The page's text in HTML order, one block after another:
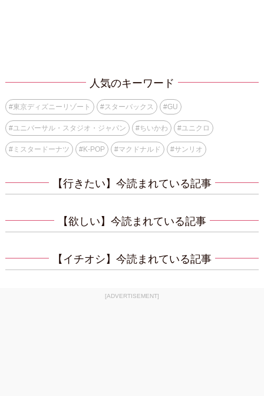
人気のキーワード
#東京ディズニーリゾート #スターバックス #GU
#ユニバーサル・スタジオ・ジャパン #ちいかわ #ユニクロ
#ミスタードーナツ #K-POP #マクドナルド #サンリオ
【行きたい】今読まれている記事
【欲しい】今読まれている記事
【イチオシ】今読まれている記事
[ADVERTISEMENT]